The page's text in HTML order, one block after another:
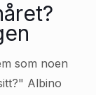
som noen
Albino